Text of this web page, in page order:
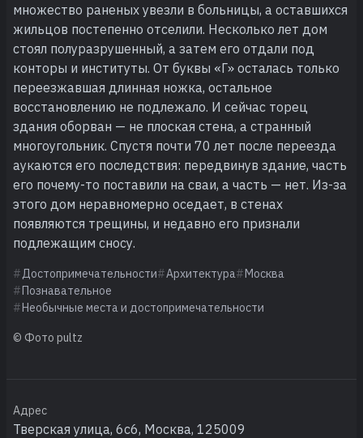
множество раненых увезли в больницы, а оставшихся
жильцов постепенно отселили. Несколько лет дом
стоял полуразрушенный, а затем его отдали под
конторы и институты. От буквы «Г» осталась только
переезжавшая длинная ножка, остальное
восстановлению не подлежало. И сейчас торец
здания оборван — не плоская стена, а странный
многоугольник. Спустя почти 70 лет после переезда
аукаются его последствия: передвинув здание, часть
его почему-то поставили на сваи, а часть — нет. Из-за
этого дом неравномерно оседает, в стенах
появляются трещины, и недавно его признали
подлежащим сносу.
Достопримечательности Архитектура
Москва
Познавательное
Необычные места и достопримечательности
© Фото pultz
Адрес
Тверская улица, 6с6, Москва, 125009